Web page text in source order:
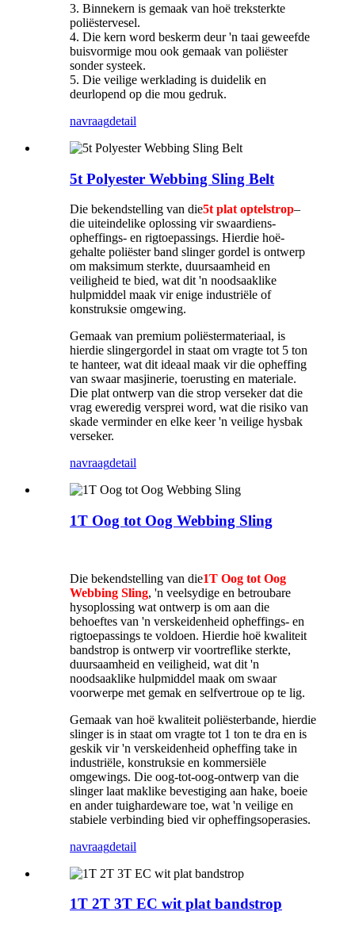
3. Binnekern is gemaak van hoë treksterkte
poliëstervesel.
4. Die kern word beskerm deur 'n taai geweefde
buisvormige mou ook gemaak van poliëster
sonder systeek.
5. Die veilige werklading is duidelik en
deurlopend op die mou gedruk.
navraagdetail
5t Polyester Webbing Sling Belt
Die bekendstelling van die5t plat optelstrop–
die uiteindelike oplossing vir swaardiens-
opheffings- en rigtoepassings. Hierdie hoë-
gehalte poliëster band slinger gordel is ontwerp
om maksimum sterkte, duursaamheid en
veiligheid te bied, wat dit 'n noodsaaklike
hulpmiddel maak vir enige industriële of
konstruksie omgewing.
Gemaak van premium poliëstermateriaal, is
hierdie slingergordel in staat om vragte tot 5 ton
te hanteer, wat dit ideaal maak vir die opheffing
van swaar masjinerie, toerusting en materiale.
Die plat ontwerp van die strop verseker dat die
vrag eweredig versprei word, wat die risiko van
skade verminder en elke keer 'n veilige hysbak
verseker.
navraagdetail
1T Oog tot Oog Webbing Sling
Die bekendstelling van die1T Oog tot Oog
Webbing Sling, 'n veelsydige en betroubare
hysoplossing wat ontwerp is om aan die
behoeftes van 'n verskeidenheid opheffings- en
rigtoepassings te voldoen. Hierdie hoë kwaliteit
bandstrop is ontwerp vir voortreflike sterkte,
duursaamheid en veiligheid, wat dit 'n
noodsaaklike hulpmiddel maak om swaar
voorwerpe met gemak en selfvertroue op te lig.
Gemaak van hoë kwaliteit poliësterbande, hierdie
slinger is in staat om vragte tot 1 ton te dra en is
geskik vir 'n verskeidenheid opheffing take in
industriële, konstruksie en kommersiële
omgewings. Die oog-tot-oog-ontwerp van die
slinger laat maklike bevestiging aan hake, boeie
en ander tuighardeware toe, wat 'n veilige en
stabiele verbinding bied vir opheffingsoperasies.
navraagdetail
1T 2T 3T EC wit plat bandstrop